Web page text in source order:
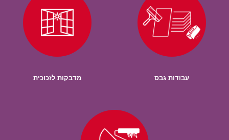
עבודות גבס מדבקות לזכוכית